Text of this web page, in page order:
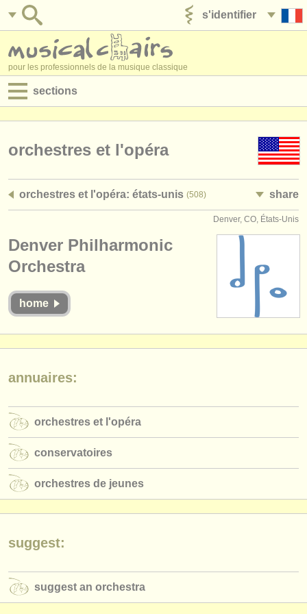
s'identifier
pour les professionnels de la musique classique
sections
jobs - administration
stages/cours
concours/
instruments volés
annuaires:
conservatoires
orchestres de jeunes
musicalchairs:
contactez nous
actualités musique classique
orchestres et l'opéra
orchestres et l'opéra: états-unis (508) share
Denver, CO, États-Unis
Denver Philharmonic
Orchestra
home
annuaires:
orchestres et l'opéra
conservatoires
orchestres de jeunes
suggest:
suggest an orchestra